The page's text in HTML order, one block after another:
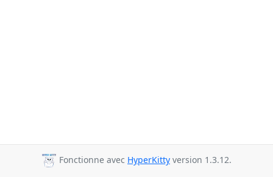
Fonctionne avec HyperKitty version 1.3.12.